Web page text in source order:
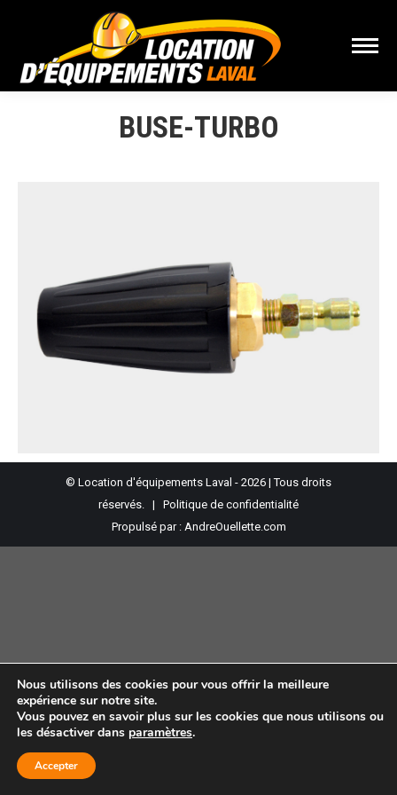
BUSE-TURBO
© Location d'équipements Laval - 2026 | Tous droits
réservés. | Politique de confidentialité
Propulsé par : AndreOuellette.com
Nous utilisons des cookies pour vous offrir la meilleure
expérience sur notre site.
Vous pouvez en savoir plus sur les cookies que nous utilisons ou
les désactiver dans paramètres.
Accepter